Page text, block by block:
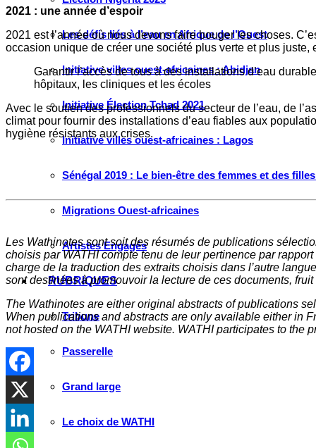
Les défis liés à l’eau en Afrique de l’Ouest
Initiative villes ouest-africaines : Abidjan
Initiative Élection Tchad 2021
Initiative villes ouest-africaines : Lagos
Sénégal 2019 : Le bien-être des femmes et des
Migrations Ouest-africaines
Artistes Engagés
RUBRIQUES
Tribune
Passerelle
Grand large
Le choix de WATHI
2021 : une année d’espoir
2021 est l’année où nous devons faire bouger les choses.
occasion unique de créer une société plus verte et plus
Garantir l’accès de tous à des installations d’eau
hôpitaux, les cliniques et les écoles
Avec le soutien des professionnels du secteur de l’eau, de
climat pour fournir des installations d’eau fiables aux
hygiène résistants aux crises.
Les Wathinotes sont soit des résumés de publications
choisis par WATHI compte tenu de leur pertinence par
charge de la traduction des extraits choisis dans l’autre
sont destinées à promouvoir la lecture de ces documents,
The Wathinotes are either original abstracts of publications
When publications and abstracts are only available either in
not hosted on the WATHI website. WATHI participates to the